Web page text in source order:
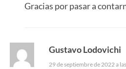
Gracias por pasar a
Gustavo Lodovichi
29 de septiembre de 2022 a